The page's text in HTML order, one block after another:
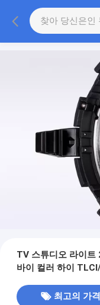
TV 스튜디오 라이트
바이 컬러 하이
최고의 가격